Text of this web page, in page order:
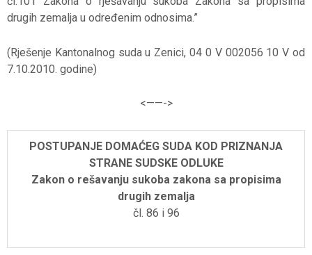
drugih zemalja u određenim odnosima.”
(Rješenje Kantonalnog suda u Zenici, 04 0 V 002056 10 V od
7.10.2010. godine)
<——->
POSTUPANJE DOMAĆEG SUDA KOD PRIZNANJA
STRANE SUDSKE ODLUKE
Zakon o rešavanju sukoba zakona sa propisima
drugih zemalja
čl. 86 i 96